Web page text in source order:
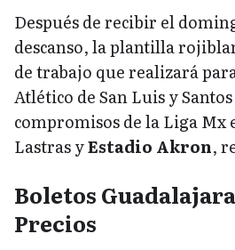
Después de recibir el
descanso, la plantilla
de trabajo que realizará
Atlético de San Luis y
compromisos de la Liga Mx
Lastras yEstadio Akron,
Boletos
Precios